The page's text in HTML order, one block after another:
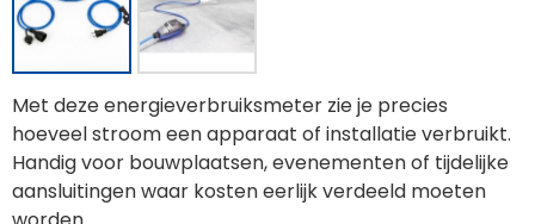
Met deze energieverbruiksmeter zie je precies
hoeveel stroom een apparaat of installatie verbruikt.
Handig voor bouwplaatsen, evenementen of tijdelijke
aansluitingen waar kosten eerlijk verdeeld moeten